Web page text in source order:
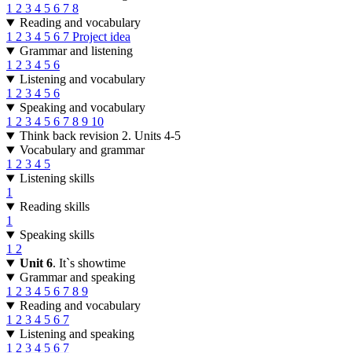
1 2 3 4 5 6 7 8
Reading and vocabulary
1 2 3 4 5 6 7 Project idea
Grammar and listening
1 2 3 4 5 6
Listening and vocabulary
1 2 3 4 5 6
Speaking and vocabulary
1 2 3 4 5 6 7 8 9 10
Think back revision 2. Units 4-5
Vocabulary and grammar
1 2 3 4 5
Listening skills
1
Reading skills
1
Speaking skills
1 2
Unit 6. It`s showtime
Grammar and speaking
1 2 3 4 5 6 7 8 9
Reading and vocabulary
1 2 3 4 5 6 7
Listening and speaking
1 2 3 4 5 6 7